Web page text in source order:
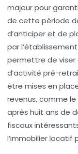
majeur pour
de cette période
d’anticiper et de
par l’établissement
permettre de viser
d’activité pré-
être mises en
revenus, comme
après huit ans de
fiscaux
l’immobilier locatif